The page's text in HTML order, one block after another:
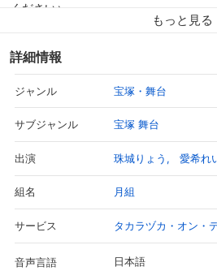
ください♪
Book and Lyrics by Michael Kunze
Stage Rights: VBW International
1060 Vienna, Austria
international.at
詳細情報
ジャンル 宝塚・舞台
サブジャンル 宝塚 舞台
出演 珠城りょう 愛希れ
組名 月組
サービス タカラヅカ・オン・
音声言語 日本語